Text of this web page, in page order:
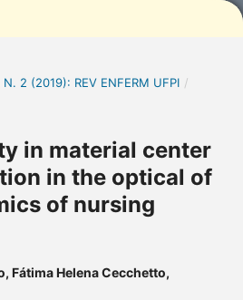
N. 2 (2019): REV ENFERM UFPI /
in material center
in the optical of
of nursing
Fátima Helena Cecchetto,